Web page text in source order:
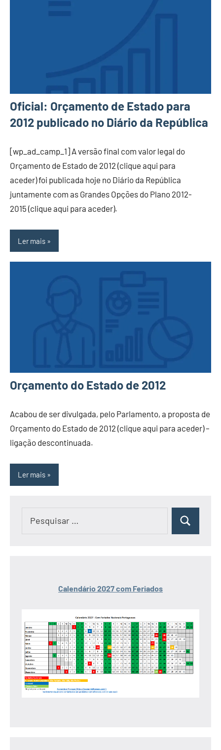
Oficial: Orçamento de Estado para
2012 publicado no Diário da República
[wp_ad_camp_1] A versão final com valor legal do
Orçamento de Estado de 2012 (clique aqui para
aceder) foi publicada hoje no Diário da República
juntamente com as Grandes Opções do Plano 2012-
2015 (clique aqui para aceder).
Ler mais
Orçamento do Estado de 2012
Acabou de ser divulgada, pelo Parlamento, a proposta de
Orçamento do Estado de 2012 (clique aqui para aceder) –
ligação descontinuada.
Ler mais
Pesquisar
Calendário 2027 com Feriados